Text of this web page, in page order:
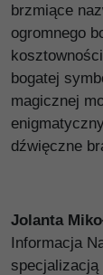
brzmiące
ogromnego
bogatej
magicznej
dźwięczne
Jolanta
Informacja